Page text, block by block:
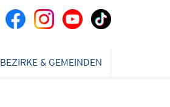
BEZIRKE & GEMEINDEN